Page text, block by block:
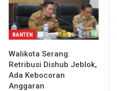
BANTEN
Walikota Serang:
Retribusi Dishub Jeblok,
Ada Kebocoran
Anggaran